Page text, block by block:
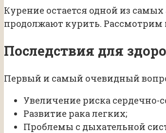
Курение остается одной из
продолжают курить. Рассмотрим
Последствия для
Первый и самый очевидный
Увеличение риска сердечно-
Развитие рака легких;
Проблемы с дыхательной